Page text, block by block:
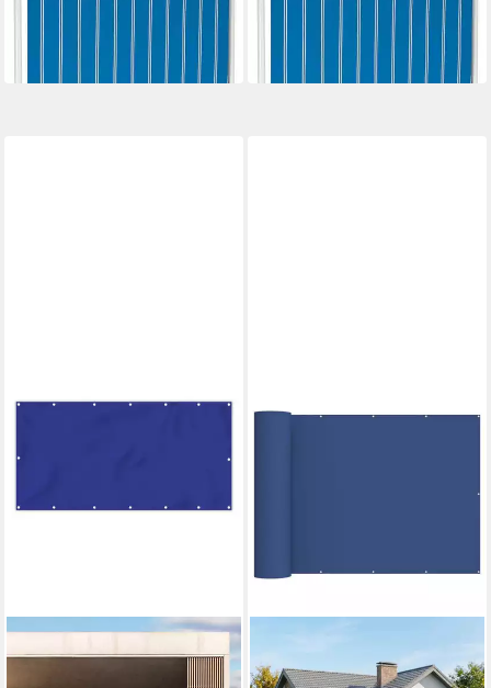
199,99 €
lieferbar in 3 Wochen
189,99 €
lieferbar in 3 Wochen